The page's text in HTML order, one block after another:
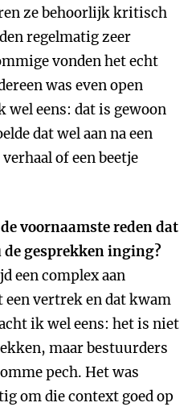
ze behoorlijk kritisch
regelmatig zeer
vonden het echt
was even open
eens: dat is gewoon
dat wel aan na een
of een beetje
voornaamste reden dat
gesprekken inging?
een complex aan
vertrek en dat kwam
ik wel eens: het is niet
maar bestuurders
pech. Het was
om die context goed op